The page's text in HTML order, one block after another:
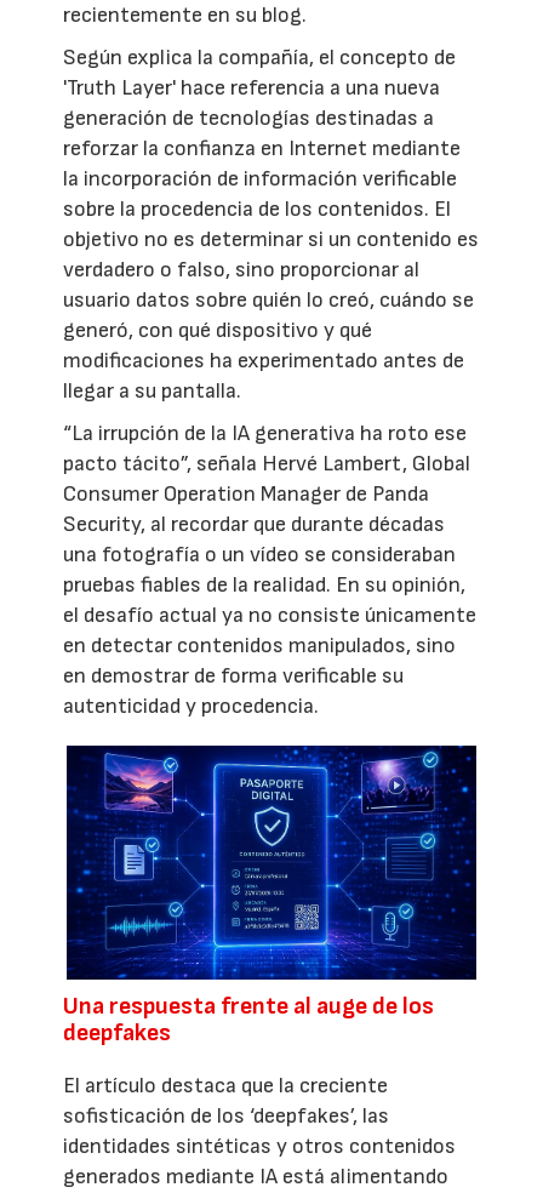
recientemente en su blog.
Según explica la compañía, el concepto de
'Truth Layer' hace referencia a una nueva
generación de tecnologías destinadas a
reforzar la confianza en Internet mediante
la incorporación de información verificable
sobre la procedencia de los contenidos. El
objetivo no es determinar si un contenido es
verdadero o falso, sino proporcionar al
usuario datos sobre quién lo creó, cuándo se
generó, con qué dispositivo y qué
modificaciones ha experimentado antes de
llegar a su pantalla.
“La irrupción de la IA generativa ha roto ese
pacto tácito”, señala Hervé Lambert, Global
Consumer Operation Manager de Panda
Security, al recordar que durante décadas
una fotografía o un vídeo se consideraban
pruebas fiables de la realidad. En su opinión,
el desafío actual ya no consiste únicamente
en detectar contenidos manipulados, sino
en demostrar de forma verificable su
autenticidad y procedencia.
Una respuesta frente al auge de los
deepfakes
El artículo destaca que la creciente
sofisticación de los ‘deepfakes’, las
identidades sintéticas y otros contenidos
generados mediante IA está alimentando